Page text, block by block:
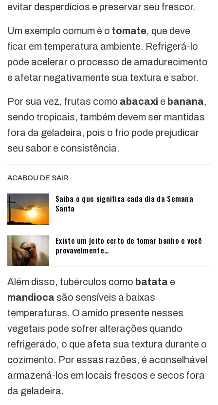
evitar desperdícios e preservar seu frescor.
Um exemplo comum é o tomate, que deve
ficar em temperatura ambiente. Refrigerá-lo
pode acelerar o processo de amadurecimento
e afetar negativamente sua textura e sabor.
Por sua vez, frutas como abacaxi e banana,
sendo tropicais, também devem ser mantidas
fora da geladeira, pois o frio pode prejudicar
seu sabor e consistência.
ACABOU DE SAIR
Saiba o que significa cada dia da Semana
Santa
Existe um jeito certo de tomar banho e você
provavelmente…
Além disso, tubérculos como batata e
mandioca são sensíveis a baixas
temperaturas. O amido presente nesses
vegetais pode sofrer alterações quando
refrigerado, o que afeta sua textura durante o
cozimento. Por essas razões, é aconselhável
armazená-los em locais frescos e secos fora
da geladeira.